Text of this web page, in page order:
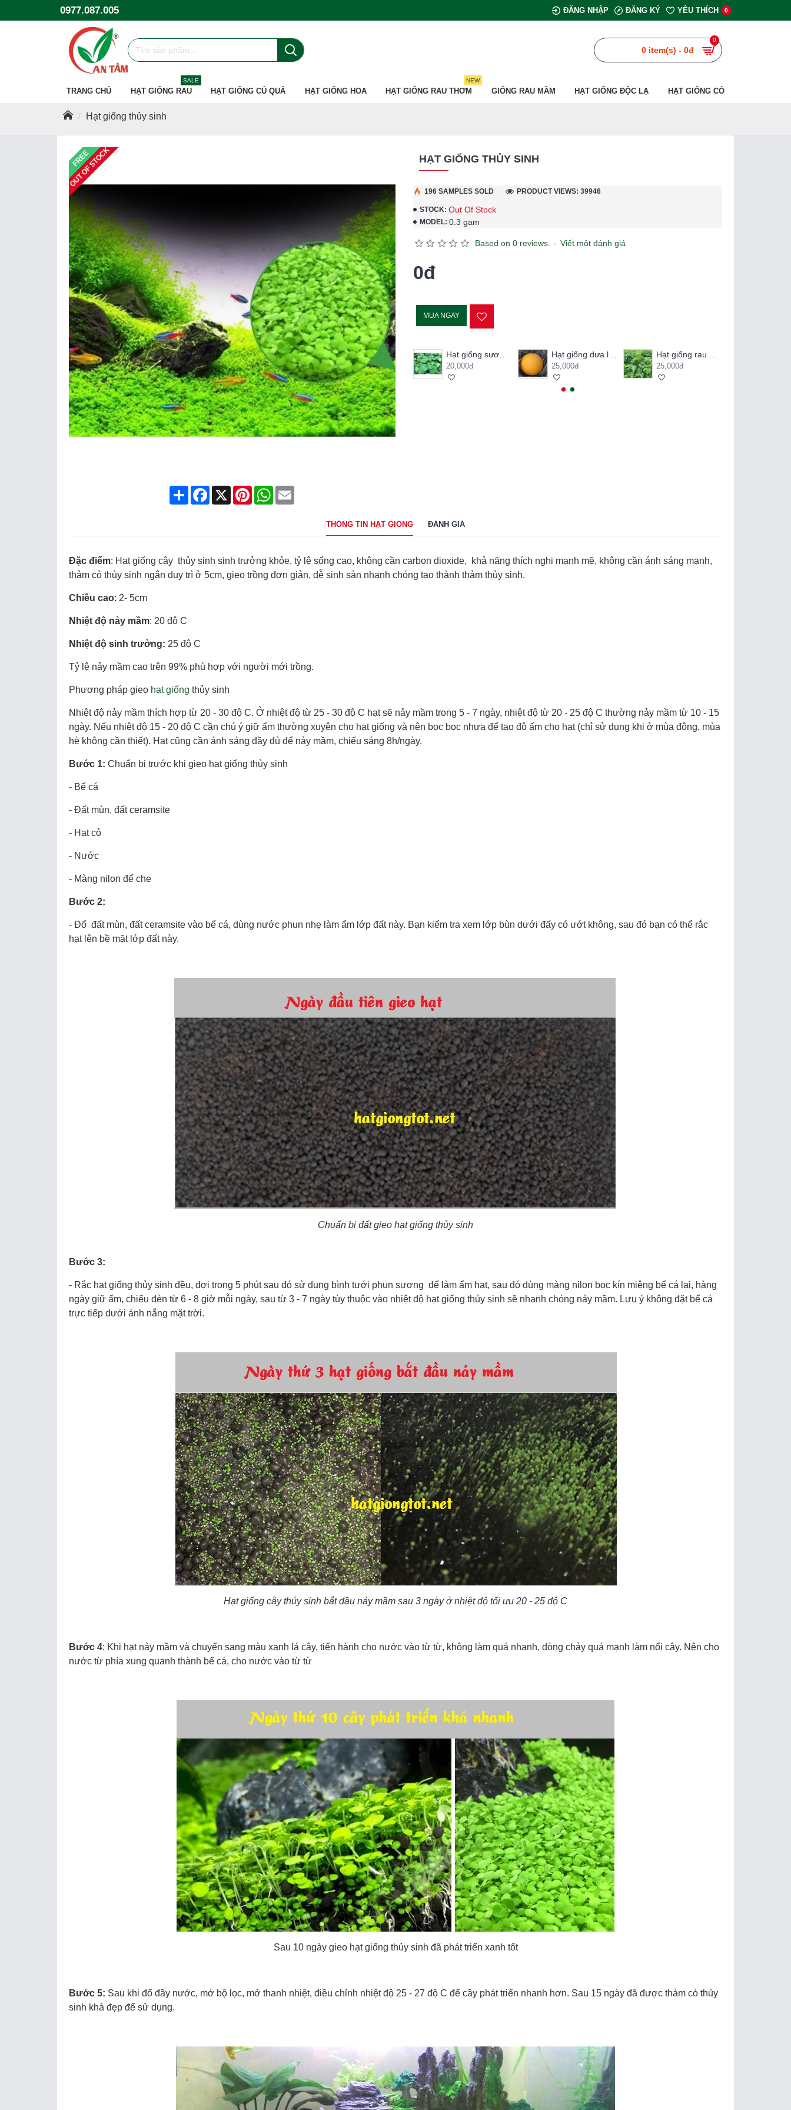
0977.087.005 ĐĂNG NHẬP ĐĂNG KÝ YÊU THÍCH 0
0 item(s) - 0đ
0
TRANG CHỦ HẠT GIỐNG RAU
SALE
HẠT GIỐNG CỦ QUẢ HẠT GIỐNG HOA HẠT GIỐNG RAU THƠM
NEW
GIỐNG RAU MẦM HẠT GIỐNG ĐỘC LẠ HẠT GIỐNG CỎ
Hạt giống thủy sinh
FREE
OUT OF STOCK
Share Facebook
X PinterestWhatsApp
HẠT GIỐNG THỦY SINH
STOCK: Out Of Stock
MODEL: 0.3 gam
196 SAMPLES SOLD PRODUCT VIEWS: 39946
Based on 0 reviews. - Viết một đánh giá
0đ
MUA NGAY
20,000đ
Hạt giống dưa lê kim hoàng hậu
25,000đ 25,000đ
THÔNG TIN HẠT GIỐNG ĐÁNH GIÁ
Đặc điểm: Hạt giống cây thủy sinh sinh trưởng khỏe, tỷ lệ sống cao, không cần carbon dioxide, khả năng thích nghi mạnh mẽ, không cần ánh sáng mạnh,
thảm cỏ thủy sinh ngắn duy trì ở 5cm, gieo trồng đơn giản, dễ sinh sản nhanh chóng tạo thành thảm thủy sinh.
Chiều cao: 2- 5cm
Nhiệt độ nảy mầm: 20 độ C
Nhiệt độ sinh trưởng: 25 độ C
Tỷ lệ nảy mầm cao trên 99% phù hợp với người mới trồng.
Phương pháp gieo hạt giống thủy sinh
Nhiệt độ nảy mầm thích hợp từ 20 - 30 độ C. Ở nhiệt độ từ 25 - 30 độ C hạt sẽ nảy mầm trong 5 - 7 ngày, nhiệt độ từ 20 - 25 độ C thường nảy mầm từ 10 - 15
ngày. Nếu nhiệt độ 15 - 20 độ C cần chú ý giữ ẩm thường xuyên cho hạt giống và nên bọc bọc nhựa để tạo độ ấm cho hạt (chỉ sử dụng khi ở mùa đông, mùa
hè không cần thiết). Hạt cũng cần ánh sáng đầy đủ để nảy mầm, chiếu sáng 8h/ngày.
Bước 1: Chuẩn bị trước khi gieo hạt giống thủy sinh
- Bể cá
- Đất mùn, đất ceramsite
- Hạt cỏ
- Nước
- Màng nilon để che
Bước 2:
- Đổ đất mùn, đất ceramsite vào bể cá, dùng nước phun nhẹ làm ẩm lớp đất này. Bạn kiểm tra xem lớp bùn dưới đấy có ướt không, sau đó bạn có thể rắc
hạt lên bề mặt lớp đất này.
Chuẩn bị đất gieo hạt giống thủy sinh
Bước 3:
- Rắc hạt giống thủy sinh đều, đợi trong 5 phút sau đó sử dụng bình tưới phun sương để làm ẩm hạt, sau đó dùng màng nilon bọc kín miệng bể cá lại, hàng
ngày giữ ẩm, chiếu đèn từ 6 - 8 giờ mỗi ngày, sau từ 3 - 7 ngày tùy thuộc vào nhiệt độ hạt giống thủy sinh sẽ nhanh chóng nảy mầm. Lưu ý không đặt bể cá
trực tiếp dưới ánh nắng mặt trời.
Hạt giống cây thủy sinh bắt đầu nảy mầm sau 3 ngày ở nhiệt độ tối ưu 20 - 25 độ C
Bước 4: Khi hạt nảy mầm và chuyển sang màu xanh lá cây, tiến hành cho nước vào từ từ, không làm quá nhanh, dòng chảy quá mạnh làm nổi cây. Nên cho
nước từ phía xung quanh thành bể cá, cho nước vào từ từ
Sau 10 ngày gieo hạt giống thủy sinh đã phát triển xanh tốt
Bước 5: Sau khi đổ đầy nước, mở bộ lọc, mở thanh nhiệt, điều chỉnh nhiệt độ 25 - 27 độ C để cây phát triển nhanh hơn. Sau 15 ngày đã được thảm cỏ thủy
sinh khá đẹp để sử dụng.